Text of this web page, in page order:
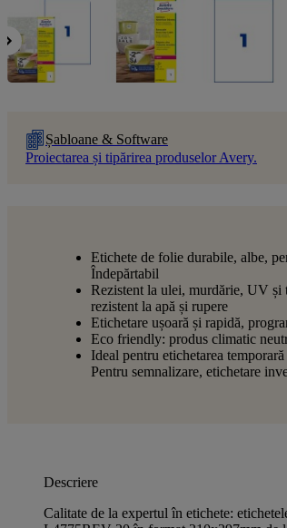
Șabloane & Software
Proiectarea și tipărirea produselor Avery.
Etichete de folie durabile, albe,
Îndepărtabil
Rezistent la ulei, murdărie, UV și
rezistent la apă și rupere
Etichetare ușoară și rapidă,
Eco friendly: produs climatic
Ideal pentru etichetarea
Pentru semnalizare, etichetare
Descriere
Calitate de la expertul în etichete: